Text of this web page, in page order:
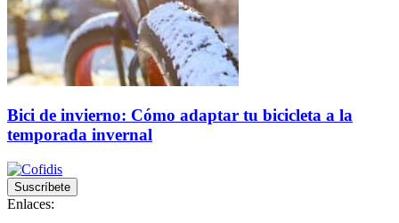
Bici de invierno: Cómo adaptar tu bicicleta a la
temporada invernal
Suscríbete
Enlaces: